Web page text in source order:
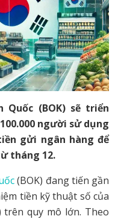
(BOK) sẽ triển
người sử dụng
gửi ngân hàng để
tháng 12.
(BOK) đang tiến gần
tiền kỹ thuật số của
trên quy mô lớn. Theo